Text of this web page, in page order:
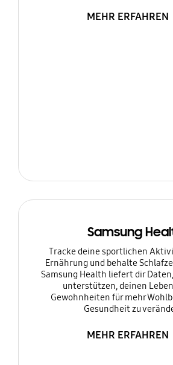
MEHR ERFAHREN
Samsung
Tracke deine sportlichen
Ernährung und behalte
Samsung Health liefert dir
unterstützen, deinen
Gewohnheiten für mehr
Gesundheit zu
MEHR ERFAHREN